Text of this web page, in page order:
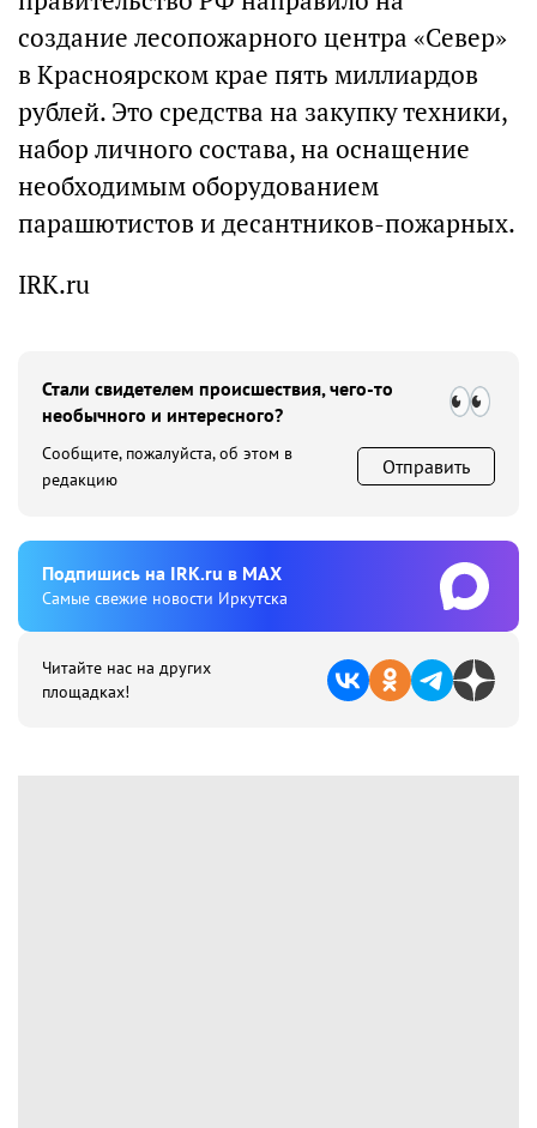
создание лесопожарного центра «Север»
в Красноярском крае пять миллиардов
рублей. Это средства на закупку техники,
набор личного состава, на оснащение
необходимым оборудованием
парашютистов и десантников-пожарных.
IRK.ru
Стали свидетелем происшествия, чего-то
необычного и интересного?
Сообщите, пожалуйста, об этом в
редакцию
Отправить
Подпишиcь на IRK.ru в MAX
Cамые свежие новости Иркутска
Читайте нас на других
площадках!